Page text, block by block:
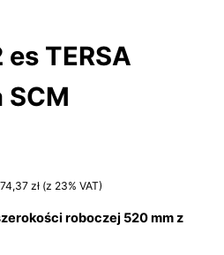
TERSA
zł (z 23% VAT)
roboczej 520 mm z